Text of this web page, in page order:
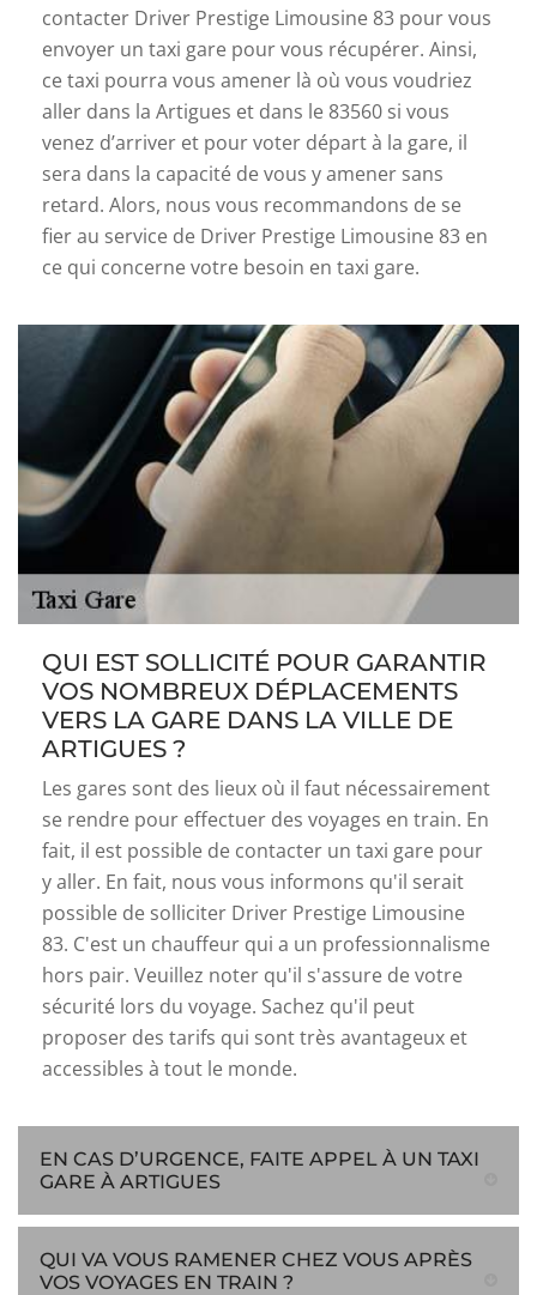
contacter Driver Prestige Limousine 83 pour vous
envoyer un taxi gare pour vous récupérer. Ainsi,
ce taxi pourra vous amener là où vous voudriez
aller dans la Artigues et dans le 83560 si vous
venez d’arriver et pour voter départ à la gare, il
sera dans la capacité de vous y amener sans
retard. Alors, nous vous recommandons de se
fier au service de Driver Prestige Limousine 83 en
ce qui concerne votre besoin en taxi gare.
QUI EST SOLLICITÉ POUR GARANTIR
VOS NOMBREUX DÉPLACEMENTS
VERS LA GARE DANS LA VILLE DE
ARTIGUES ?
Les gares sont des lieux où il faut nécessairement
se rendre pour effectuer des voyages en train. En
fait, il est possible de contacter un taxi gare pour
y aller. En fait, nous vous informons qu'il serait
possible de solliciter Driver Prestige Limousine
83. C'est un chauffeur qui a un professionnalisme
hors pair. Veuillez noter qu'il s'assure de votre
sécurité lors du voyage. Sachez qu'il peut
proposer des tarifs qui sont très avantageux et
accessibles à tout le monde.
EN CAS D’URGENCE, FAITE APPEL À UN TAXI
GARE À ARTIGUES
QUI VA VOUS RAMENER CHEZ VOUS APRÈS
VOS VOYAGES EN TRAIN ?